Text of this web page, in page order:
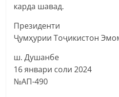
карда шавад.
Президенти
Ҷумҳурии Тоҷикистон
ш. Душанбе
16 январи соли 2024
№АП-490